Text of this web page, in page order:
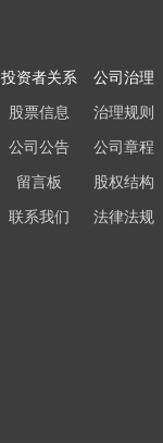
投资者关系
股票信息
公司公告
留言板
联系我们
公司治理
治理规则
公司章程
股权结构
法律法规